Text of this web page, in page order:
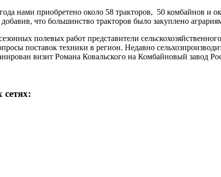
нами приобретено около 58 тракторов, 50 комбайнов
что большинство тракторов было закуплено
полевых работ представители
поставок техники в регион. Недавно
визит Романа Ковальского на Комбайновый завод